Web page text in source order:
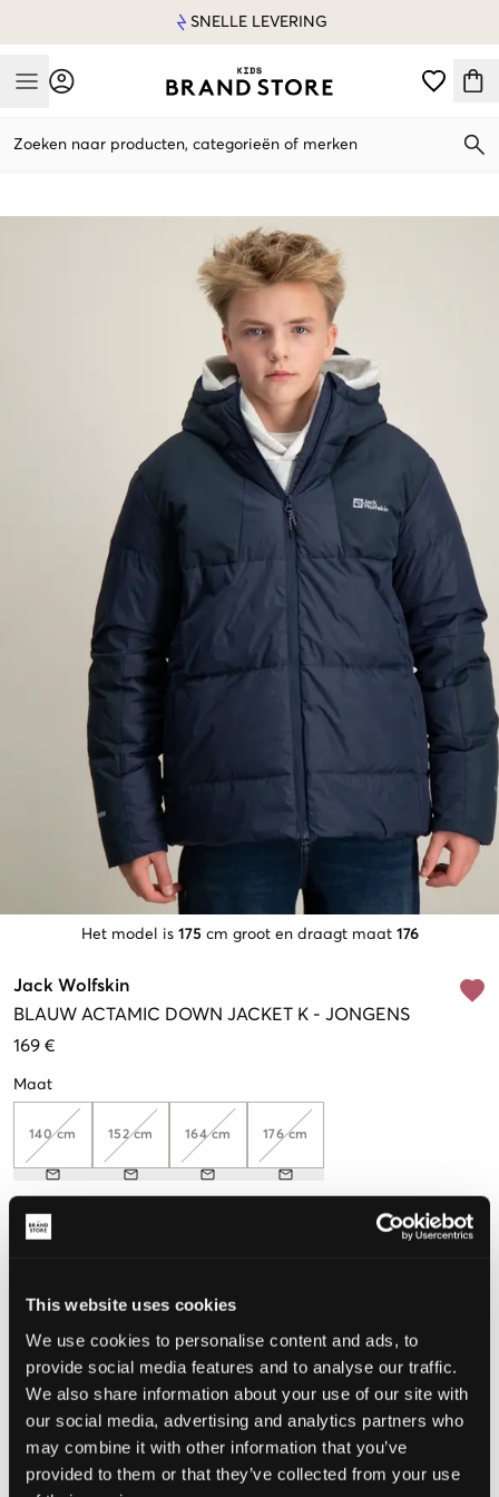
This website uses cookies
We use cookies to personalise content and ads, to
provide social media features and to analyse our traffic.
We also share information about your use of our site with
our social media, advertising and analytics partners who
may combine it with other information that you’ve
provided to them or that they’ve collected from your use
SNELLE LEVERING
Mobile Menu
Zoeken naar producten, categorieën of merken
Het model is 175 cm groot en draagt maat 176
Jack Wolfskin
BLAUW ACTAMIC DOWN JACKET K - JONGENS
169 €
Maat
140 cm 152 cm 164 cm 176 cm
De maat lijkt
KIES EEN MAAT
Snelle levering
Gratis verzending vanaf €69
Recht op herroeping binnen 60 dagen